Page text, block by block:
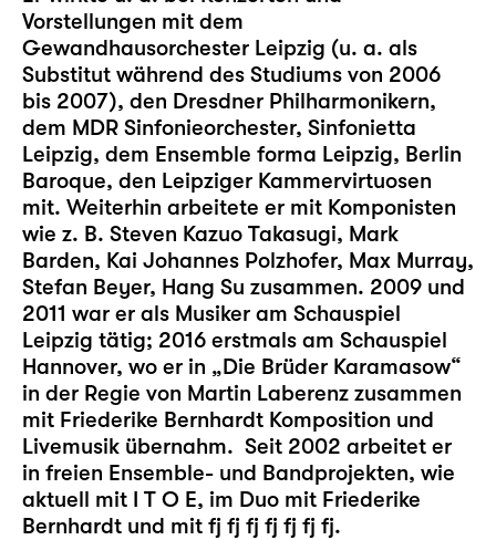
Vorstellungen mit dem
Gewandhausorchester Leipzig (u. a. als
Substitut während des Studiums von 2006
bis 2007), den Dresdner Philharmonikern,
dem MDR Sinfonieorchester, Sinfonietta
Leipzig, dem Ensemble forma Leipzig, Berlin
Baroque, den Leipziger Kammervirtuosen
mit. Weiterhin arbeitete er mit Komponisten
wie z. B. Steven Kazuo Takasugi, Mark
Barden, Kai Johannes Polzhofer, Max Murray,
Stefan Beyer, Hang Su zusammen. 2009 und
2011 war er als Musiker am Schauspiel
Leipzig tätig; 2016 erstmals am Schauspiel
Hannover, wo er in „Die Brüder Karamasow“
in der Regie von Martin Laberenz zusammen
mit Friederike Bernhardt Komposition und
Livemusik übernahm. Seit 2002 arbeitet er
in freien Ensemble- und Bandprojekten, wie
aktuell mit I T O E, im Duo mit Friederike
Bernhardt und mit fj fj fj fj fj fj fj.